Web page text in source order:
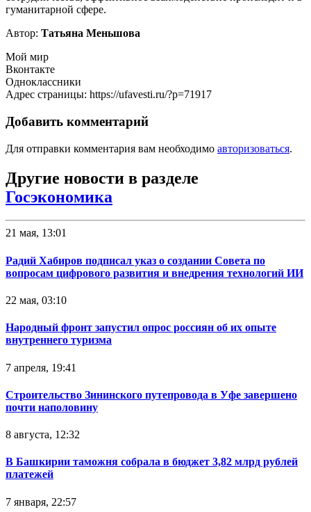
гуманитарной сфере.
Автор: Татьяна Меньшова
Мой мир
Вконтакте
Одноклассники
Адрес страницы: https://ufavesti.ru/?p=71917
Добавить комментарий
Для отправки комментария вам необходимо авторизоваться.
Другие новости в разделе
Госэкономика
21 мая, 13:01
Радий Хабиров подписал указ о создании Совета по
вопросам цифрового развития и внедрения технологий ИИ
22 мая, 03:10
Народный фронт запустил опрос россиян об их опыте
внутреннего туризма
7 апреля, 19:41
Строительство Зининского путепровода в Уфе завершено
почти наполовину
8 августа, 12:32
В Башкирии таможня собрала в бюджет 3,82 млрд рублей
платежей
7 января, 22:57